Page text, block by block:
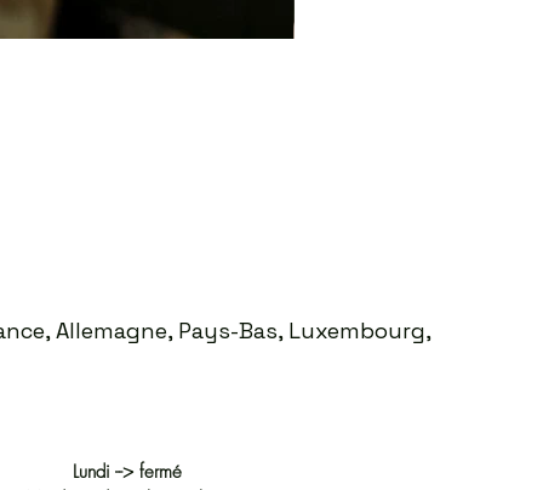
Allemagne, Pays-Bas, Luxembourg,
Lundi --> fermé